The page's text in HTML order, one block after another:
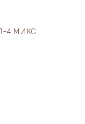
4 МИКС